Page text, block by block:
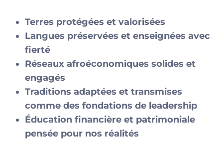
Terres protégées et valorisées
Langues préservées et enseignées avec
fierté
Réseaux afroéconomiques solides et
engagés
Traditions adaptées et transmises
comme des fondations de leadership
Éducation financière et patrimoniale
pensée pour nos réalités